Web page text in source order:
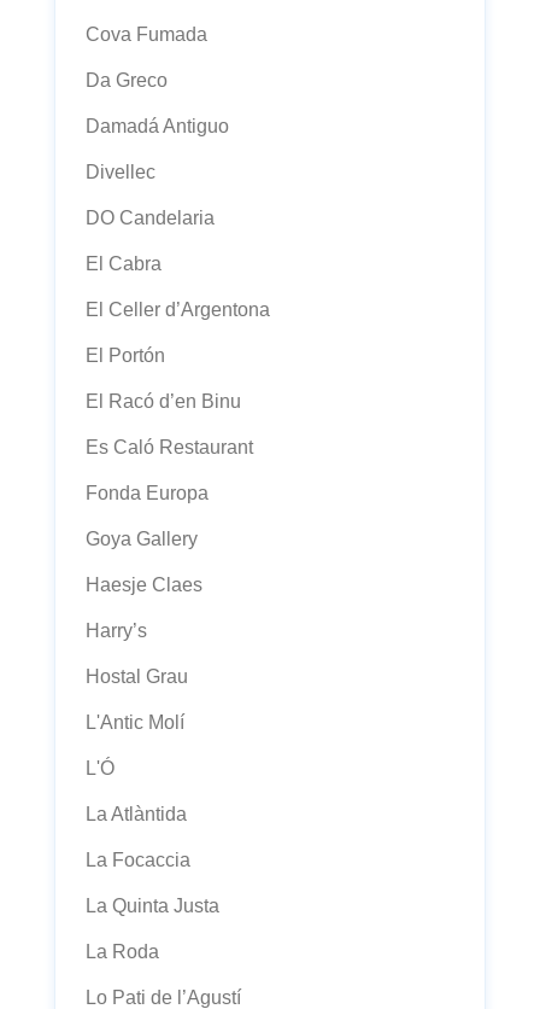
Cova Fumada
Da Greco
Damadá Antiguo
Divellec
DO Candelaria
El Cabra
El Celler d’Argentona
El Portón
El Racó d’en Binu
Es Caló Restaurant
Fonda Europa
Goya Gallery
Haesje Claes
Harry’s
Hostal Grau
L'Antic Molí
L'Ó
La Atlàntida
La Focaccia
La Quinta Justa
La Roda
Lo Pati de l’Agustí